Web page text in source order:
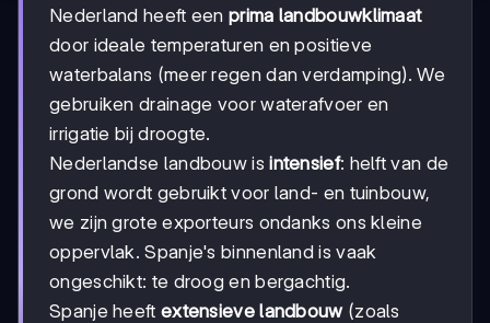
Nederland heeft een prima landbouwklimaat
door ideale temperaturen en positieve
waterbalans (meer regen dan verdamping). We
gebruiken drainage voor waterafvoer en
irrigatie bij droogte.
Nederlandse landbouw isintensief: helft van de
grond wordt gebruikt voor land- en tuinbouw,
we zijn grote exporteurs ondanks ons kleine
oppervlak. Spanje's binnenland is vaak
ongeschikt: te droog en bergachtig.
Spanje heeft extensieve landbouw(zoals